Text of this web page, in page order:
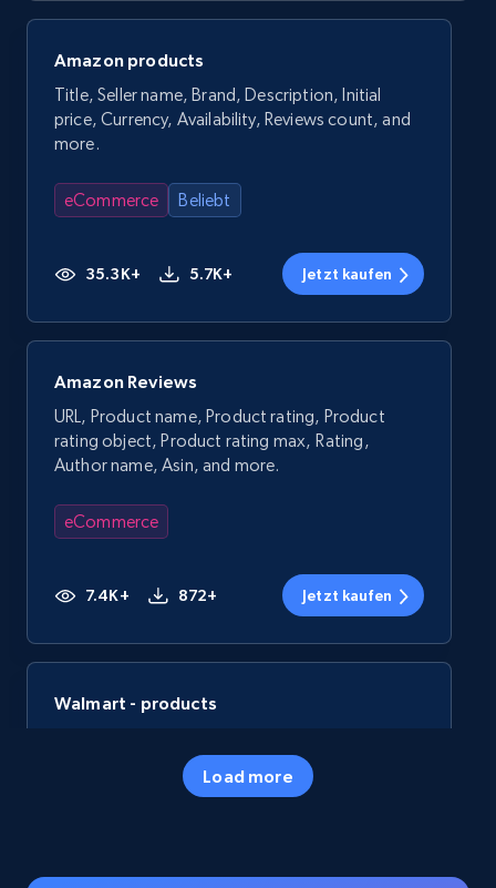
Amazon products
Title, Seller name, Brand, Description, Initial
price, Currency, Availability, Reviews count, and
more.
eCommerce Beliebt
35.3K+ 5.7K+ Jetzt kaufen
Amazon Reviews
URL, Product name, Product rating, Product
rating object, Product rating max, Rating,
Author name, Asin, and more.
eCommerce
7.4K+ 872+ Jetzt kaufen
Walmart - products
Specifications, Image urls, Top reviews, and
Load more